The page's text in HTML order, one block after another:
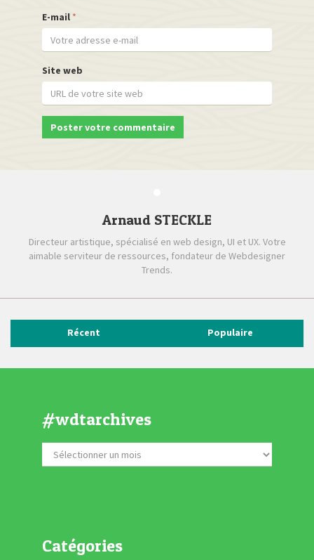
E-mail *
Site web
Arnaud STECKLE
Directeur artistique, spécialisé en web design, UI et UX. Votre
aimable serviteur de ressources, fondateur de Webdesigner
Trends.
Récent Populaire
#wdtarchives
Catégories